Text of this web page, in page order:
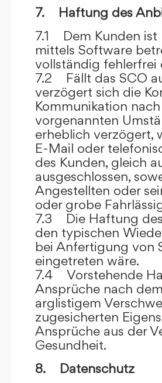
7. Haftung des
7.1 Dem Kunden ist
mittels Software
vollständig fehlerfrei
7.2 Fällt das SCO
verzögert sich die
Kommunikation
vorgenannten
erheblich verzögert,
E-Mail oder
des Kunden, gleich
ausgeschlossen,
Angestellten oder
oder grobe
7.3 Die Haftung
den typischen
bei Anfertigung von
eingetreten wäre.
7.4 Vorstehende
Ansprüche nach
arglistigem
zugesicherten
Ansprüche aus der
Gesundheit.
8. Datenschutz